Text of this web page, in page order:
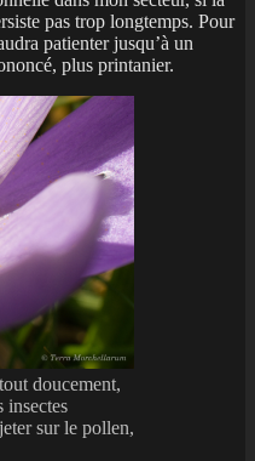
pas trop longtemps. Pour
patienter jusqu’à un
plus printanier.
doucement,
insectes
sur le pollen,